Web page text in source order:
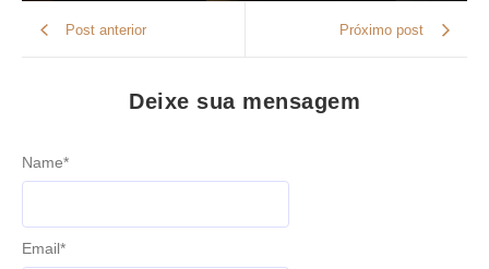
Post anterior Próximo post
Deixe sua mensagem
Name*
Email*